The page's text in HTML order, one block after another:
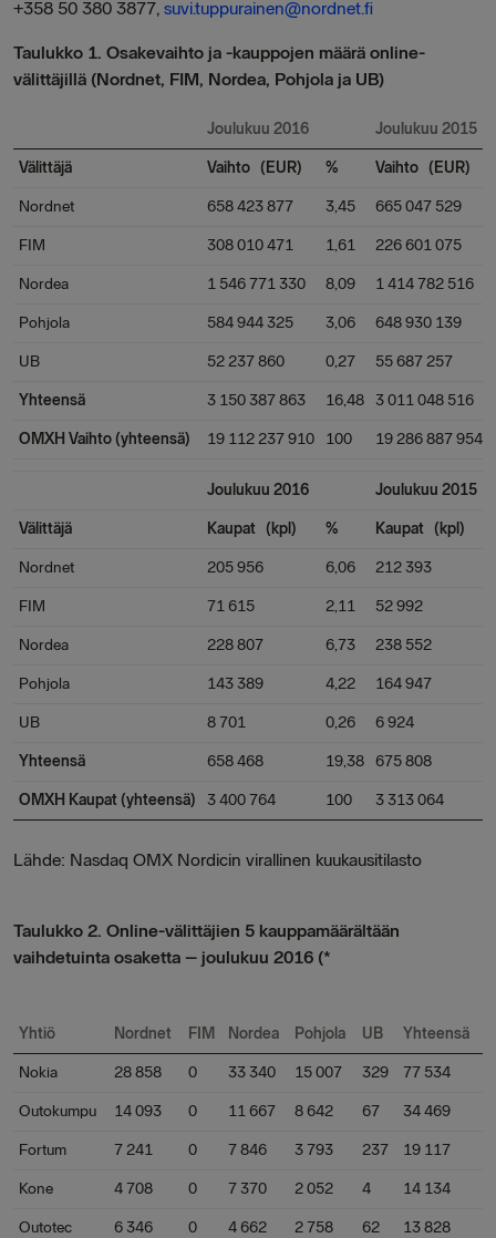
+358 50 380 3877, suvi.tuppurainen@nordnet.fi
Taulukko 1. Osakevaihto ja -kauppojen määrä online-
välittäjillä (Nordnet, FIM, Nordea, Pohjola ja UB)
Joulukuu 2016 Joulukuu 2015
Välittäjä Vaihto (EUR) % Vaihto (EUR)
Nordnet 658 423 877 3,45 665 047 529
FIM 308 010 471 1,61 226 601 075
Nordea 1 546 771 330 8,09 1 414 782 516
Pohjola 584 944 325 3,06 648 930 139
UB 52 237 860 0,27 55 687 257
Yhteensä 3 150 387 863 16,48 3 011 048 516
OMXH Vaihto (yhteensä) 19 112 237 910 100 19 286 887 954
Joulukuu 2016 Joulukuu 2015
Välittäjä Kaupat (kpl) % Kaupat (kpl)
Nordnet 205 956 6,06 212 393
FIM 71 615 2,11 52 992
Nordea 228 807 6,73 238 552
Pohjola 143 389 4,22 164 947
UB 8 701 0,26 6 924
Yhteensä 658 468 19,38 675 808
OMXH Kaupat (yhteensä) 3 400 764 100 3 313 064
Lähde: Nasdaq OMX Nordicin virallinen kuukausitilasto
Taulukko 2. Online-välittäjien 5 kauppamäärältään
vaihdetuinta osaketta – joulukuu 2016 (*
Yhtiö Nordnet FIM Nordea Pohjola UB Yhteensä
Nokia 28 858 0 33 340 15 007 329 77 534
Outokumpu 14 093 0 11 667 8 642 67 34 469
Fortum 7 241 0 7 846 3 793 237 19 117
Kone 4 708 0 7 370 2 052 4 14 134
Outotec 6 346 0 4 662 2 758 62 13 828